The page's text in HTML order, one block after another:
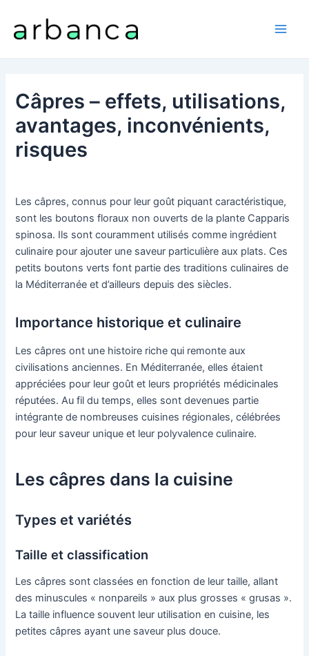
contenu
Câpres – effets, utilisations,
avantages, inconvénients,
risques
Les câpres, connus pour leur goût piquant caractéristique,
sont les boutons floraux non ouverts de la plante Capparis
spinosa. Ils sont couramment utilisés comme ingrédient
culinaire pour ajouter une saveur particulière aux plats. Ces
petits boutons verts font partie des traditions culinaires de
la Méditerranée et d’ailleurs depuis des siècles.
Importance historique et culinaire
Les câpres ont une histoire riche qui remonte aux
civilisations anciennes. En Méditerranée, elles étaient
appréciées pour leur goût et leurs propriétés médicinales
réputées. Au fil du temps, elles sont devenues partie
intégrante de nombreuses cuisines régionales, célébrées
pour leur saveur unique et leur polyvalence culinaire.
Les câpres dans la cuisine
Types et variétés
Taille et classification
Les câpres sont classées en fonction de leur taille, allant
des minuscules « nonpareils » aux plus grosses « grusas ».
La taille influence souvent leur utilisation en cuisine, les
petites câpres ayant une saveur plus douce.